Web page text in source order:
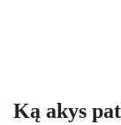
Ką akys